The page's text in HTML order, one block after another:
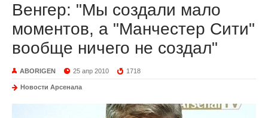
Венгер: "Мы создали мало
моментов, а "Манчестер Сити"
вообще ничего не создал"
ABORIGEN 25 апр 2010 1718
Новости Арсенала